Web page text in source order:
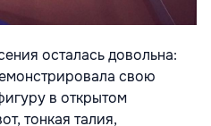
осталась довольна:
свою
в открытом
тонкая талия,